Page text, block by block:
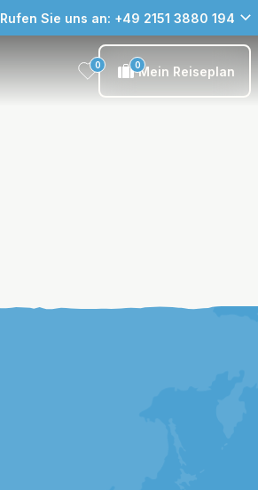
Rufen Sie uns an: +49 2151 3880 194
0 0Mein Reiseplan